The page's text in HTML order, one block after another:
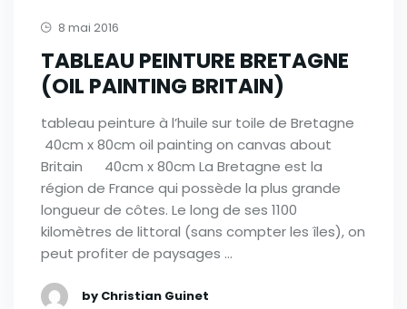
8 mai 2016
TABLEAU PEINTURE BRETAGNE
(OIL PAINTING BRITAIN)
tableau peinture à l’huile sur toile de Bretagne
40cm x 80cm oil painting on canvas about
Britain 40cm x 80cm La Bretagne est la
région de France qui possède la plus grande
longueur de côtes. Le long de ses 1100
kilomètres de littoral (sans compter les îles), on
peut profiter de paysages …
by Christian Guinet